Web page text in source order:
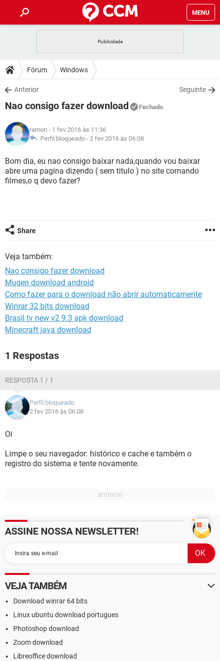
MENU
CELULAR
OUTLOOK
INSTAGRAM GMAIL
GUIA DE COMPRAS
DICAS
JOGOS
INSTAGRAM
GUIA DE COMPRAS
DOWNLOADS
JOGOS WHATSAPP
CELULAR
OUTLOOK EXCEL
INSTAGRAM GMAIL
GUIA DE COMPRAS
JOGOS
CELULAR
OUTLOOK EXCEL
INSTAGRAM
GLOSSÁRIO
JOGOS WHATSAPP
CELULAR FACEBOOK
GUIA DE COMPRAS
Fórum Windows
Anterior Seguinte
Nao consigo fazer download Fechado
ramon - 1 fev 2016 às 11:36
Perfil bloqueado - 2 fev 2016 às 06:08
Bom dia, eu nao consigo baixar nada,quando vou baixar
abre uma pagina dizendo ( sem titulo ) no site comando
filmes,o q devo fazer?
Share
Veja também:
Nao consigo fazer download
Mugen download android
Como fazer para o download não abrir automaticamente
Winrar 32 bits download
Brasil tv new v2 9.3 apk download
Minecraft java download
1 Respostas
RESPOSTA 1 / 1
Perfil bloqueado
2 fev 2016 às 06:08
Oi
Limpe o seu navegador: histórico e cache e também o
registro do sistema e tente novamente.
ASSINE NOSSA NEWSLETTER!
VEJA TAMBÉM
Download winrar 64 bits
Linux ubuntu download portugues
Photoshop download
Zoom download
Libreoffice download